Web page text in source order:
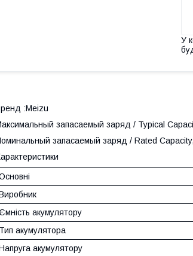
У
:Meizu
запасаемый заряд / Typical
запасаемый заряд / Rated
Ємність акумулятору
Тип акумулятора
акумулятору